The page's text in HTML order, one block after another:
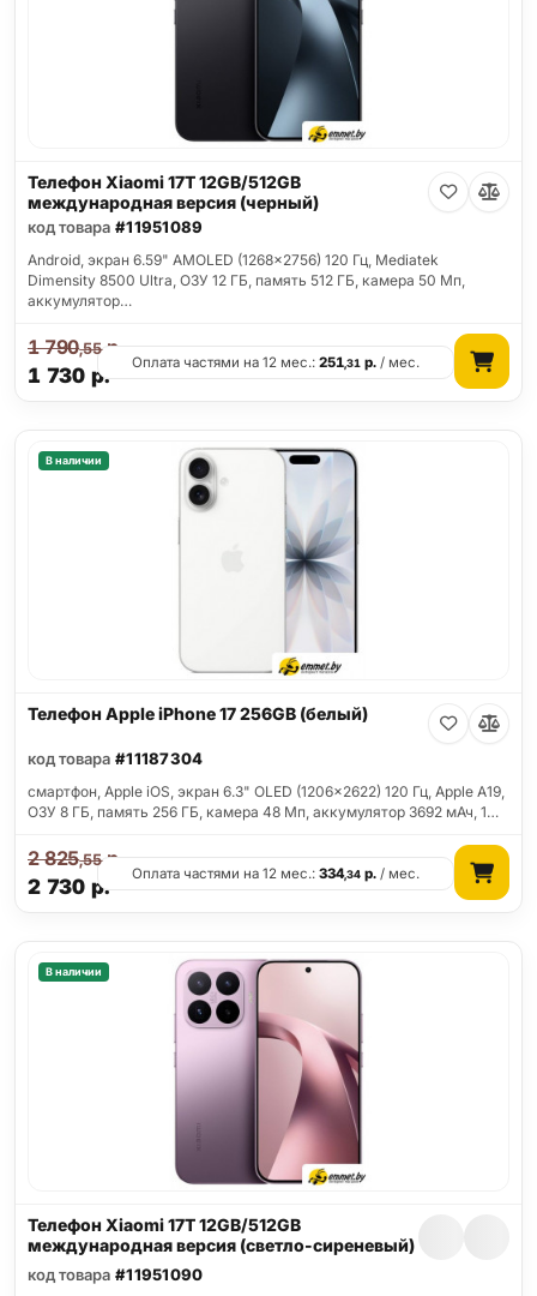
Телефон Xiaomi 17T 12GB/512GB
международная версия (черный)
код товара #11951089
Android, экран 6.59" AMOLED (1268x2756) 120 Гц, Mediatek
Dimensity 8500 Ultra, ОЗУ 12 ГБ, память 512 ГБ, камера 50 Мп,
аккумулятор…
1 730 р.
1 790,55р.
Оплата частями на 12 мес.:251,31 р. / мес.
В наличии
Телефон Apple iPhone 17 256GB (белый)
код товара #11187304
смартфон, Apple iOS, экран 6.3" OLED (1206x2622) 120 Гц, Apple A19,
ОЗУ 8 ГБ, память 256 ГБ, камера 48 Мп, аккумулятор 3692 мАч, 1…
2 730 р.
2 825,55р.
Оплата частями на 12 мес.:334,34 р. / мес.
В наличии
Телефон Xiaomi 17T 12GB/512GB
международная версия (светло-сиреневый)
код товара #11951090